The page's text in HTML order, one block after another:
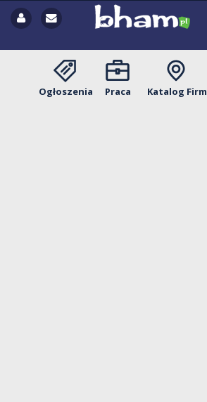
Ogłoszenia Praca Katalog Firm